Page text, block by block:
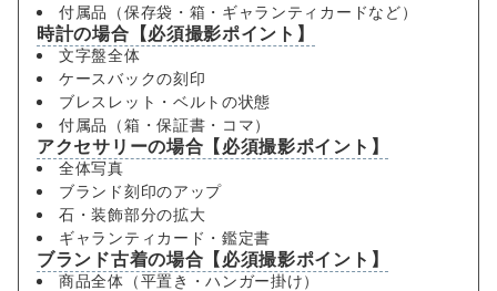
付属品（保存袋・箱・ギャランティカードなど）
時計の場合【必須撮影ポイント】
文字盤全体
ケースバックの刻印
ブレスレット・ベルトの状態
付属品（箱・保証書・コマ）
アクセサリーの場合【必須撮影ポイント】
全体写真
ブランド刻印のアップ
石・装飾部分の拡大
ギャランティカード・鑑定書
ブランド古着の場合【必須撮影ポイント】
商品全体（平置き・ハンガー掛け）